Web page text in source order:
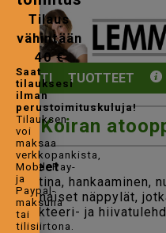
KOTI TUOTTEET
Tilaus
vähintään
40 €
Saat
tilauksesi
ilman
perustoimituskuluja!
Tilauksen
voi
maksaa
verkkopankista,
MobilePay-
ja
Paypal-
maksuna
tai
tilisiirtona.
Koiran
Oireet
· Kutina, hankaaminen,
· Punaiset näppylät,
· Bakteeri- ja